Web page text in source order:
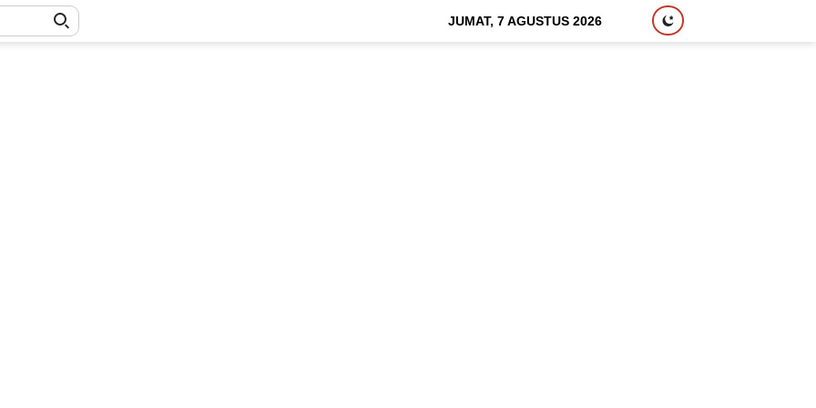
JUMAT, 7 AGUSTUS 2026